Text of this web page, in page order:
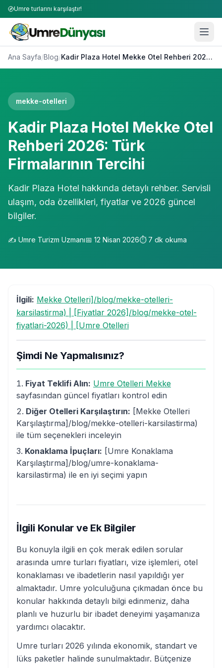
Umre turlarını karşılaştır!
Ana Sayfa/Blog/ Kadir Plaza Hotel Mekke Otel Rehberi 2026: Türk Firmalarının Tercihi
mekke-otelleri
Kadir Plaza Hotel Mekke Otel
Rehberi 2026: Türk
Firmalarının Tercihi
Kadir Plaza Hotel hakkında detaylı rehber. Servisli
ulaşım, oda özellikleri, fiyatlar ve 2026 güncel
bilgiler.
✍️ Umre Turizm Uzmanı📅 12 Nisan 2026⏱️ 7 dk okuma
İlgili: Mekke Otelleri]/blog/mekke-otelleri-
karsilastirma) | [Fiyatlar 2026]/blog/mekke-otel-
fiyatlari-2026) | [Umre Otelleri
Şimdi Ne Yapmalısınız?
Fiyat Teklifi Alın: Umre Otelleri Mekke
sayfasından güncel fiyatları kontrol edin
Diğer Otelleri Karşılaştırın: [Mekke Otelleri
Karşılaştırma]/blog/mekke-otelleri-karsilastirma)
ile tüm seçenekleri inceleyin
Konaklama İpuçları: [Umre Konaklama
Karşılaştırma]/blog/umre-konaklama-
karsilastirma) ile en iyi seçimi yapın
İlgili Konular ve Ek Bilgiler
Bu konuyla ilgili en çok merak edilen sorular
arasında umre turları fiyatları, vize işlemleri, otel
konaklaması ve ibadetlerin nasıl yapıldığı yer
almaktadır. Umre yolculuğuna çıkmadan önce bu
konular hakkında detaylı bilgi edinmeniz, daha
planlı ve huzurlu bir ibadet deneyimi yaşamanıza
yardımcı olacaktır.
Umre turları 2026 yılında ekonomik, standart ve
lüks paketler halinde sunulmaktadır. Bütçenize